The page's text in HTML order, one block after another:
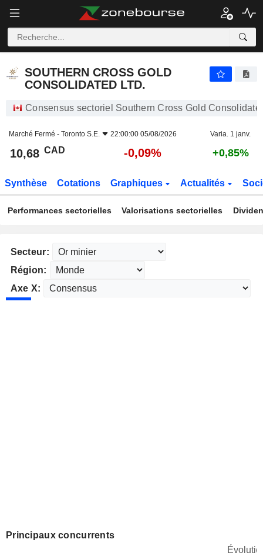
SOUTHERN CROSS GOLD
CONSOLIDATED LTD.
Consensus sectoriel Southern Cross Gold
Marché Fermé - Toronto S.E. 22:00:00 05/08/2026 Varia. 1 janv.
10,68 CAD -0,09% +0,85%
Synthèse Cotations Graphiques Actualités
Performances sectorielles Valorisations sectorielles
Secteur:
Région:
Axe X:
Principaux concurrents